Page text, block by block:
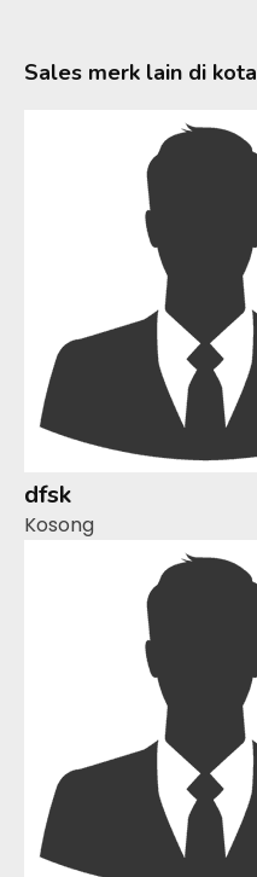
Sales merk lain di kota
dfsk
Kosong